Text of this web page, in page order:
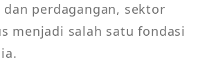
perdagangan, sektor
menjadi salah satu fondasi